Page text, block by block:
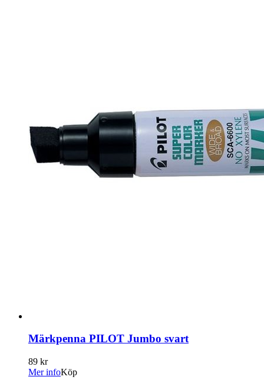
Märkpenna PILOT Jumbo svart
89 kr
Mer infoKöp